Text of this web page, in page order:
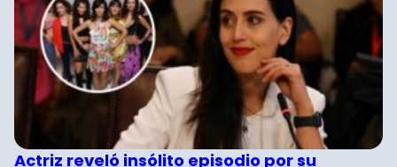
Actriz reveló insólito episodio por su